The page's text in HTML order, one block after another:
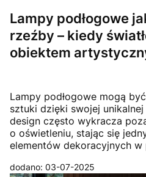
Lampy podłogowe
rzeźby – kiedy
obiektem
Lampy podłogowe mogą
sztuki dzięki swojej
design często wykracza
o oświetleniu, stając się
elementów dekoracyjnych w
dodano: 03-07-2025